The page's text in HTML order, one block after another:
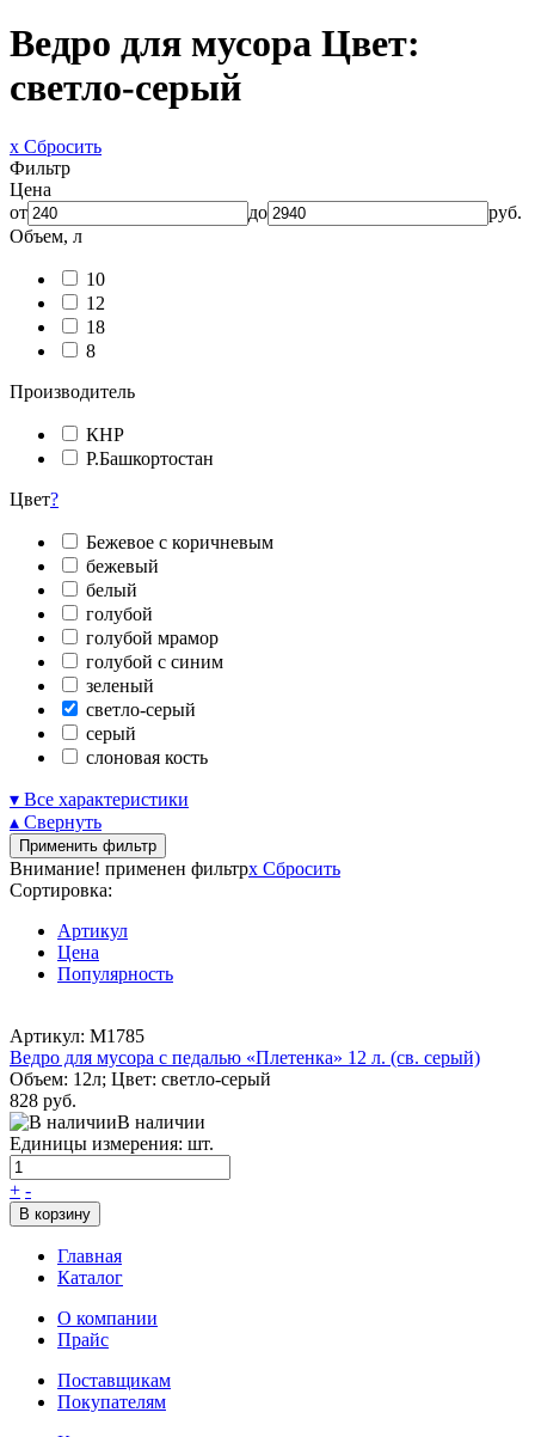
Ведро для мусора Цвет:
светло-серый
x Сбросить
Фильтр
Цена
от
до
руб.
Объем, л
10
12
18
8
Производитель
КНР
Р.Башкортостан
Цвет?
Бежевое с коричневым
бежевый
белый
голубой
голубой мрамор
голубой с синим
зеленый
светло-серый
серый
слоновая кость
▾ Все характеристики
▴ Свернуть
Применить фильтр
Внимание! применен фильтрx Сбросить
Сортировка:
Артикул
Цена
Популярность
Артикул: M1785
Ведро для мусора с педалью «Плетенка» 12 л. (св. серый)
Объем: 12л; Цвет: светло-серый
828 руб.
В наличии
Единицы измерения: шт.
+ -
В корзину
Главная
Каталог
О компании
Прайс
Поставщикам
Покупателям